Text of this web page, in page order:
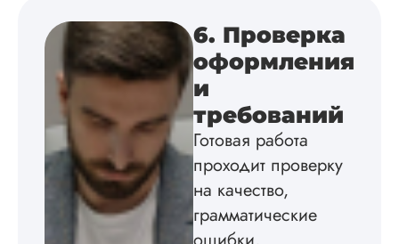
Диссертация
Дата:2024-03-25
истории была
в соответствии с
методичкой. Автор
создал структуру
теме
без воды,
оформил, правда,
6. Проверка
оформления
и
требований
Готовая работа
проходит проверку
на качество,
грамматические